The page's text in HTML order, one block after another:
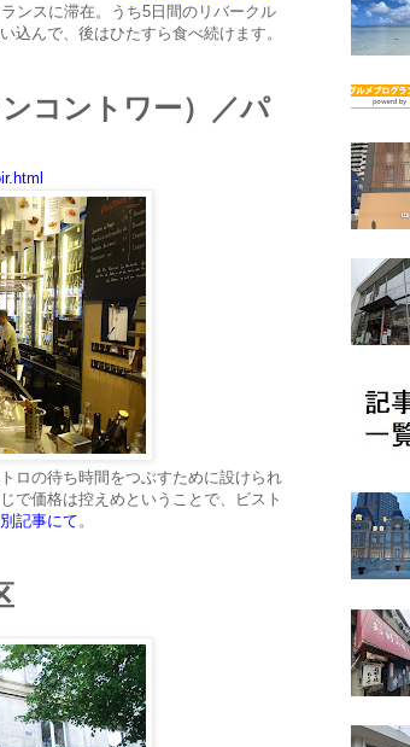
ンスに滞在。うち5日間のリバークル
込んで、後はひたすら食べ続けます。
コントワー）／パ
ロの待ち時間をつぶすために設けられ
で価格は控えめということで、ビスト
記事にて 。